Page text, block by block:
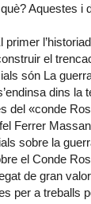
Aquestes i
el
són La
dins la
del «conde
Ferrer
sobre la
el Conde
de gran
per a treballs